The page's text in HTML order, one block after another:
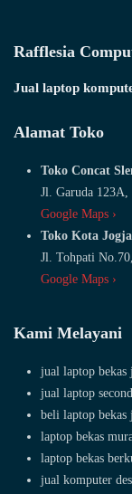
Rafflesia
Jual laptop
Alamat Toko
Toko Concat
Jl. Garuda 123A,
Google Maps ›
Toko Kota Jogja
Jl. Tohpati
Google Maps ›
Kami Melayani
jual laptop bekas
jual laptop
beli laptop bekas
laptop bekas
laptop bekas
jual komputer